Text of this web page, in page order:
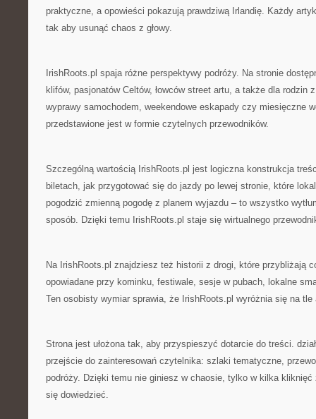
praktyczne, a opowieści pokazują prawdziwą Irlandię. Każdy
tak aby usunąć chaos z głowy.
IrishRoots.pl spaja różne perspektywy podróży. Na stronie
klifów, pasjonatów Celtów, łowców street artu, a także dla rodzin
wyprawy samochodem, weekendowe eskapady czy miesięczne
przedstawione jest w formie czytelnych przewodników.
Szczególną wartością IrishRoots.pl jest logiczna konstrukcja
biletach, jak przygotować się do jazdy po lewej stronie, które
pogodzić zmienną pogodę z planem wyjazdu – to wszystko
sposób. Dzięki temu IrishRoots.pl staje się wirtualnego
Na IrishRoots.pl znajdziesz też historii z drogi, które przybliżają
opowiadane przy kominku, festiwale, sesje w pubach, lokalne
Ten osobisty wymiar sprawia, że IrishRoots.pl wyróżnia się na tle
Strona jest ułożona tak, aby przyspieszyć dotarcie do treści.
przejście do zainteresowań czytelnika: szlaki tematyczne,
podróży. Dzięki temu nie giniesz w chaosie, tylko w kilka
się dowiedzieć.